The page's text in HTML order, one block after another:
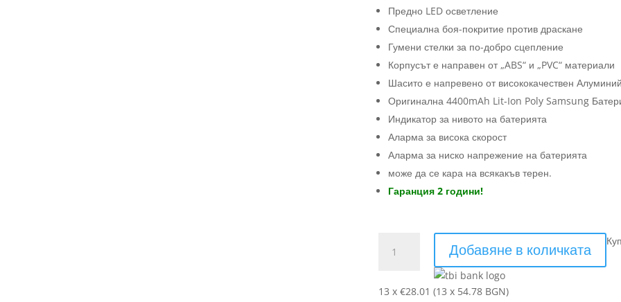
Предно LED осветление
Специална боя-покритие против драскане
Гумени стелки за по-добро сцепление
Корпусът е направен от „ABS“ и „PVC“ материали
Шасито е напревено от висококачествен Алуминий
Оригинална 4400mAh Lit-Ion Poly Samsung
Индикатор за нивото на батерията
Аларма за висока скорост
Аларма за ниско напрежение на батерията
може да се кара на всякакъв терен.
Гаранция 2 години!
Камуфлажен
Добавяне в количката
13 x €28.01 (13 x 54.78 BGN)